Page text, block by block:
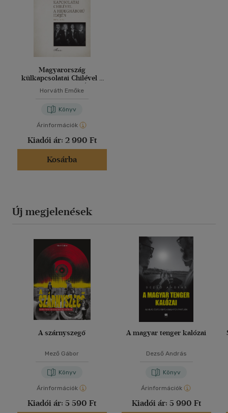
Magyarország
külkapcsolatai Chilével a
hidegháború idején (1945-
1970)
Horváth Emőke
Könyv
Árinformációk
Kiadói ár: 2 990 Ft
Kosárba
Új megjelenések
A szárnyszegő
Mező Gábor
Könyv
Árinformációk
Kiadói ár: 5 590 Ft
A magyar tenger kalózai
Dezső András
Könyv
Árinformációk
Kiadói ár: 5 990 Ft